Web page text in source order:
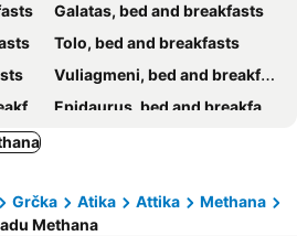
Galatas, bed and breakfasts
Tolo, bed and breakfasts
Vuliagmeni, bed and breakfasts
Epidaurus, bed and breakfasts
Grčka Atika Attika
Methana
Methana